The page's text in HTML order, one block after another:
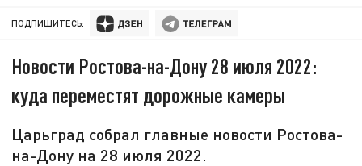
ПОДПИШИТЕСЬ:
Новости Ростова-на-Дону 28 июля 2022:
куда переместят дорожные камеры
Царьград собрал главные новости Ростова-
на-Дону на 28 июля 2022.